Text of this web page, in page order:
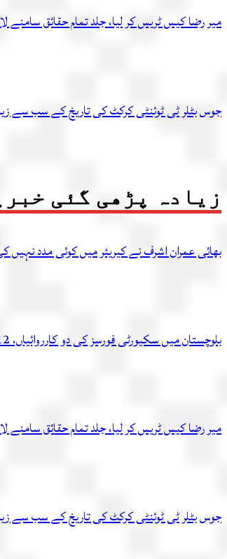
میر رضا کیس ٹریس کر لیا، جلد تمام حقائق
جوس بٹلر ٹی ٹوئنٹی کرکٹ کی تاریخ کے سب سے
زیادہ پڑھی گئی
بھائی عمران اشرف نے کیریئر میں کوئی مدد
بلوچستان میں سکیورٹی فورسز کی دو کارروائیاں، 12 دہشتگرد ہلاک، ٹھکانہ بھی تباہ
میر رضا کیس ٹریس کر لیا، جلد تمام حقائق
جوس بٹلر ٹی ٹوئنٹی کرکٹ کی تاریخ کے سب سے